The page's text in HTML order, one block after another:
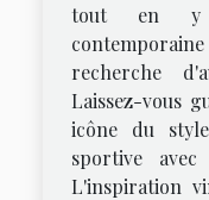
tout en y
recherche
Laissez-vous
icône du
sportive
L'inspiration